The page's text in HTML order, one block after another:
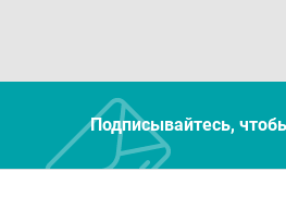
Подписывайтесь,